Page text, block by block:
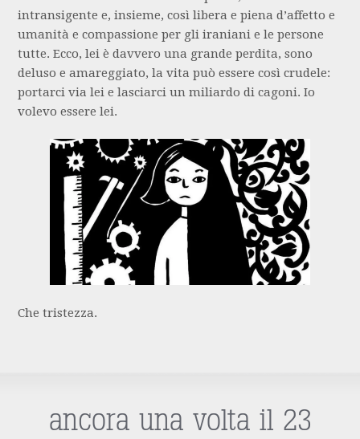
intransigente e, insieme, così libera e piena d’affetto e
umanità e compassione per gli iraniani e le persone
tutte. Ecco, lei è davvero una grande perdita, sono
deluso e amareggiato, la vita può essere così crudele:
portarci via lei e lasciarci un miliardo di cagoni. Io
volevo essere lei.
Che tristezza.
ancora una volta il 23